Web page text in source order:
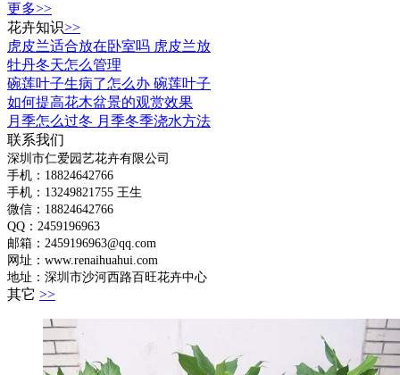
更多>>
花卉知识>>
虎皮兰适合放在卧室吗 虎皮兰放
牡丹冬天怎么管理
碗莲叶子生病了怎么办 碗莲叶子
如何提高花木盆景的观赏效果
月季怎么过冬 月季冬季浇水方法
联系我们
深圳市仁爱园艺花卉有限公司
手机：18824642766
手机： 13249821755 王生
微信：18824642766
QQ：2459196963
邮箱：2459196963@qq.com
网址：www.renaihuahui.com
地址：深圳市沙河西路百旺花卉中心
其它 >>